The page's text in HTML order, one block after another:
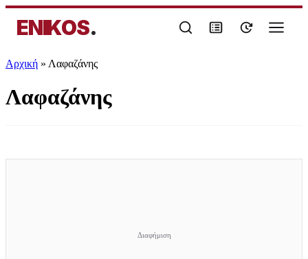
ENIKOS.
Αρχική » Λαφαζάνης
Λαφαζάνης